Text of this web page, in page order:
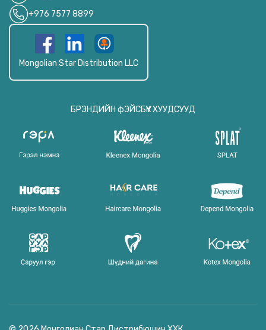
+976 7577 8899
Mongolian Star Distribution LLC
БРЭНДИЙН фЭЙСБҮҮК ХУУДСУУД